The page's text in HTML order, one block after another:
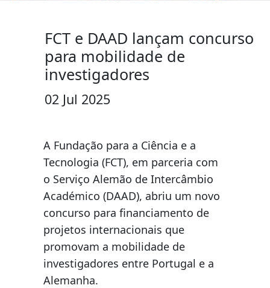
FCT e DAAD lançam concurso
para mobilidade de
investigadores
02 Jul 2025
A Fundação para a Ciência e a
Tecnologia (FCT), em parceria com
o Serviço Alemão de Intercâmbio
Académico (DAAD), abriu um novo
concurso para financiamento de
projetos internacionais que
promovam a mobilidade de
investigadores entre Portugal e a
Alemanha.